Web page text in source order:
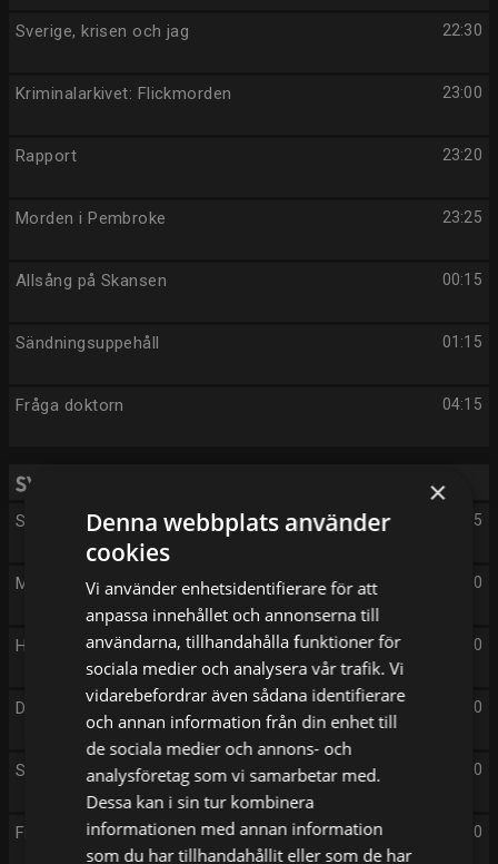
22:30
Sverige, krisen och jag
23:00
Kriminalarkivet: Flickmorden
23:20
Rapport
23:25
Morden i Pembroke
00:15
Allsång på Skansen
01:15
Sändningsuppehåll
04:15
Fråga doktorn
05:15
Stoltenberg
06:00
Morgonstudion
10:00
Hemmagympa med Sofia
10:20
Där ingen skulle tro att någon kunde bo
11:00
Seniorsurfarna
11:30
Friidrotts-EM
×
Denna webbplats använder
cookies
Vi använder enhetsidentifierare för att
anpassa innehållet och annonserna till
användarna, tillhandahålla funktioner för
sociala medier och analysera vår trafik. Vi
vidarebefordrar även sådana identifierare
och annan information från din enhet till
de sociala medier och annons- och
analysföretag som vi samarbetar med.
Dessa kan i sin tur kombinera
informationen med annan information
som du har tillhandahållit eller som de har